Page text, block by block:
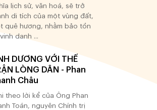
lịch sử, văn hoá, sẽ trở
di tích của một vùng đất,
quê hương, nhằm bảo tồn
danh ...
DƯƠNG VỚI THẾ
LÒNG DÂN - Phan
Châu
theo lời kể của Ông Phan
Toán, nguyên Chính trị